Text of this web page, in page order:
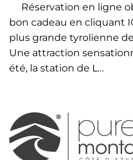
Réservation en ligne
bon cadeau en cliquant
plus grande tyrolienne
Une attraction
été, la station de L…